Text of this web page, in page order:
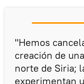
"Hemos
creación de
norte de Siria;
experimentan